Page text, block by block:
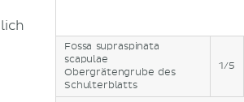
Fossa supraspinata
scapulae
Obergrätengrube des
Schulterblatts
1/5